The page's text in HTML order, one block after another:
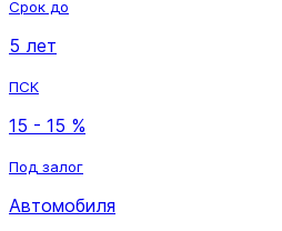
Срок до
5 лет
ПСК
15 - 15 %
Под залог
Автомобиля